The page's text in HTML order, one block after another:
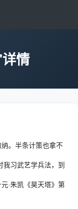
情
。半条计策也拿不
我习武艺学兵法，到
·朱凯《昊天塔》第